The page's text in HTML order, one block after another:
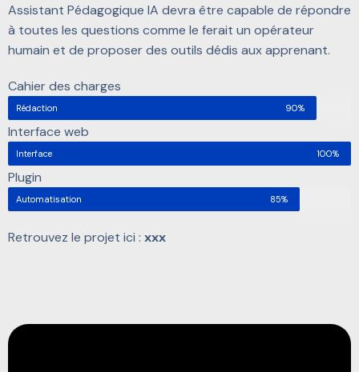
Assistant Pédagogique IA devra être capable de répondre
à toutes les questions comme le ferait un opérateur
humain et de proposer des outils dédis aux apprenant.
Cahier des charges
Rédaction 90%
Interface web
Interface 100%
Plugin
Automatisation 85%
Retrouvez le projet ici : xxx